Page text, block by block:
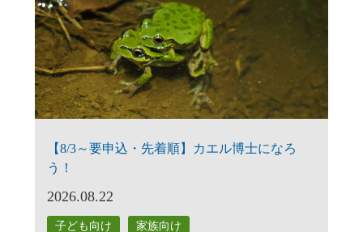
【8/3～要申込・先着順】カエル博士になろ
う！
2026.08.22
子ども向け 家族向け